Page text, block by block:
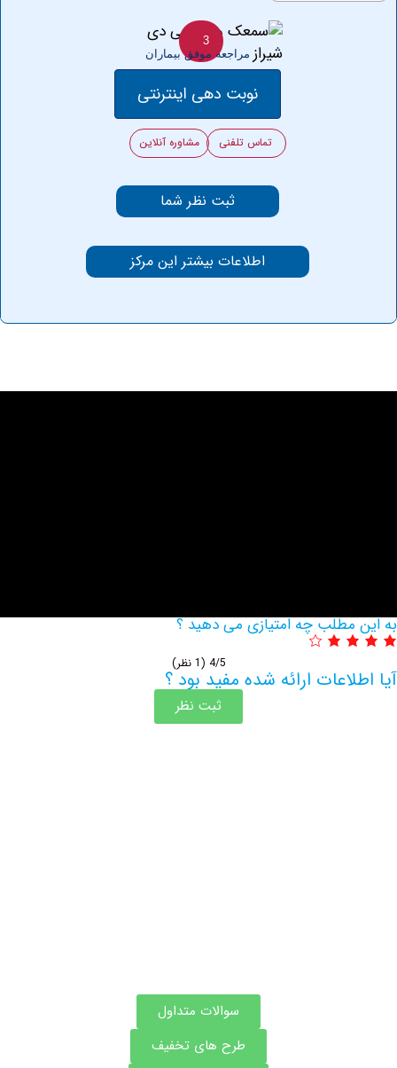
مراجعه موفق بیماران
نوبت دهی اینترنتی
تماس تلفنی مشاوره آنلاین
ثبت نظر شما
اطلاعات بیشتر این مرکز
چه امتیازی می دهید ؟
ارائه شده مفید بود ؟
ثبت نظر
سوالات متداول
طرح های تخفیف